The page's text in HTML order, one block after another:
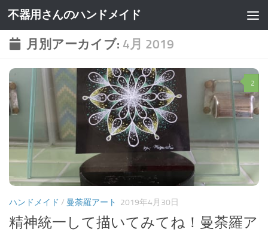
不器用さんのハンドメイド
月別アーカイブ: 4月 2019
2
ハンドメイド / 曼荼羅アート 2019年4月30日
精神統一して描いてみてね！曼荼羅ア